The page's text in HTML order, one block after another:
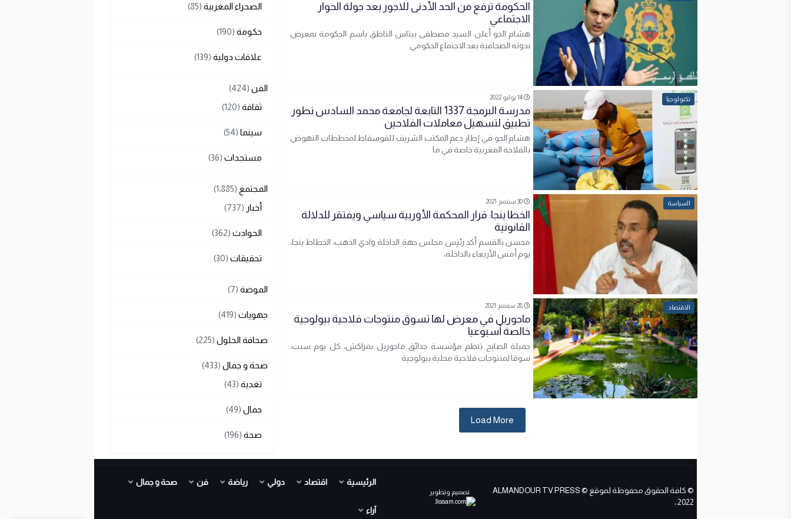
الحكومة ترفع من الحد الأدنى للاجور بعد جولة الحوار
الاجتماعي
هشام الحو أعلن السيد مصطفى بيتاس الناطق باسم الحكومة بمعرض
ندوته الصحافية بعد الاجتماع الحكومي
تكنولوجيا 14 يوليو 2022
مدرسة البرمجة 1337 التابعة لجامعة محمد السادس تطور
تطبيق لتسهيل معاملات الفلاحين
هشام الحو في إطار دعم المكتب الشريف للفوسفاط لمخططات النهوض
بالفلاحة المغربية خاصة في ما
السياسة 30 سبتمبر 2021
الخطا ينجا: قرار المحكمة الأوربية سياسي ويفتقر للدلالة
القانونية
محسن بالقسم أكد رئيس مجلس جهة الداخلة وادي الذهب، الخطاط ينجا،
يوم أمس الأربعاء بالداخلة،
الاقتصاد 28 سبتمبر 2021
ماجوريل في معرض لها تسوق منتوجات فلاحية بيولوجية
خالصة أسبوعيا
جميلة الصابح تنظم مؤسسة حدائق ماجوريل بمراكش، كل يوم سبت،
سوقا لمنتوجات فلاحية محلية بيولوجية
Load More
الصحراء المغربية (85)
حكومة (190)
علاقات دولية (139)
الفن (424)
ثقافة (120)
سينما (54)
مستجدات (36)
المجتمع (1٬885)
أخبار (737)
الحوادث (362)
تحقيقات (30)
الموضة (7)
جهويات (419)
صحافة الحلول (225)
صحة و جمال (433)
تغدية (43)
جمال (49)
صحة (196)
© كافة الحقوق محفوظة لموقع ALMANDOUR TV PRESS ©
2022 ،
تصميم وتطوير
الرئيسية اقتصاد دولي رياضة فن صحة و جمال
آراء